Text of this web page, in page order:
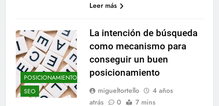
Leer más
POSICIONAMIENTO
SEO
La intención de búsqueda
como mecanismo para
conseguir un buen
posicionamiento
migueltortello
4 años
atrás
0 7 mins